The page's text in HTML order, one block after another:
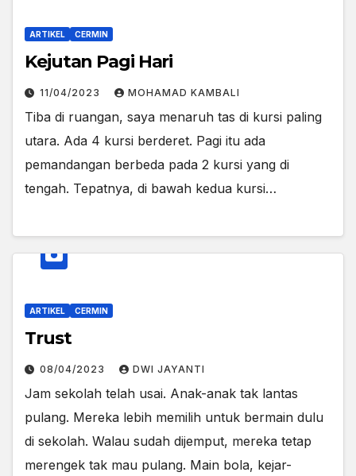
ARTIKEL CERMIN
Kejutan Pagi Hari
11/04/2023 MOHAMAD KAMBALI
Tiba di ruangan, saya menaruh tas di kursi paling
utara. Ada 4 kursi berderet. Pagi itu ada
pemandangan berbeda pada 2 kursi yang di
tengah. Tepatnya, di bawah kedua kursi…
ARTIKEL CERMIN
Trust
08/04/2023 DWI JAYANTI
Jam sekolah telah usai. Anak-anak tak lantas
pulang. Mereka lebih memilih untuk bermain dulu
di sekolah. Walau sudah dijemput, mereka tetap
merengek tak mau pulang. Main bola, kejar-